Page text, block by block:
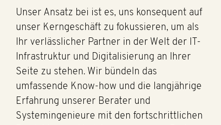
Unser Ansatz bei ist es, uns konsequent auf
unser Kerngeschäft zu fokussieren, um als
Ihr verlässlicher Partner in der Welt der IT-
Infrastruktur und Digitalisierung an Ihrer
Seite zu stehen. Wir bündeln das
umfassende Know-how und die langjährige
Erfahrung unserer Berater und
Systemingenieure mit den fortschrittlichen